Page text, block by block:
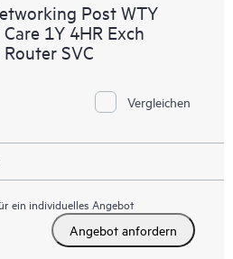
Post WTY
1Y 4HR Exch
SVC
Vergleichen
ein individuelles Angebot
Angebot anfordern